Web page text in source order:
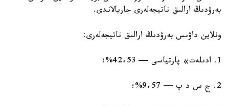
بەرۋدىڭ ارالىق ناتيجەلەرى جاريالاندى.
ونلاين داۋىس بەرۋدىڭ ارالىق ناتيجەلەرى:
1. ادىلەت» پارتياسى — 42،53%؛
2. ج س د پ — 9،57%؛